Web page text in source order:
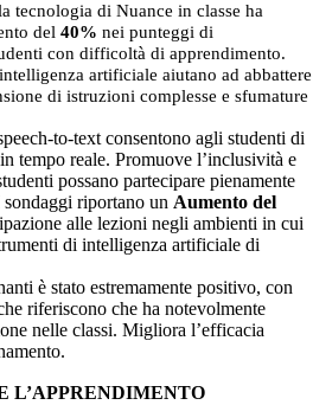
tecnologia di Nuance in classe ha
del40% nei punteggi di
con difficoltà di apprendimento.
artificiale aiutano ad abbattere
di istruzioni complesse e sfumature
to-text consentono agli studenti di
tempo reale. Promuove l’inclusività e
possano partecipare pienamente
riportano un Aumento del
alle lezioni negli ambienti in cui
di intelligenza artificiale di
è stato estremamente positivo, con
riferiscono che ha notevolmente
nelle classi. Migliora l’efficacia
L’APPRENDIMENTO